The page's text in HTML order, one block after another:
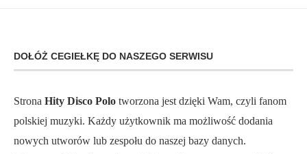
DOŁÓŻ CEGIEŁKĘ DO NASZEGO SERWISU
Strona Hity Disco Polo tworzona jest dzięki Wam, czyli fanom
polskiej muzyki. Każdy użytkownik ma możliwość dodania
nowych utworów lub zespołu do naszej bazy danych.